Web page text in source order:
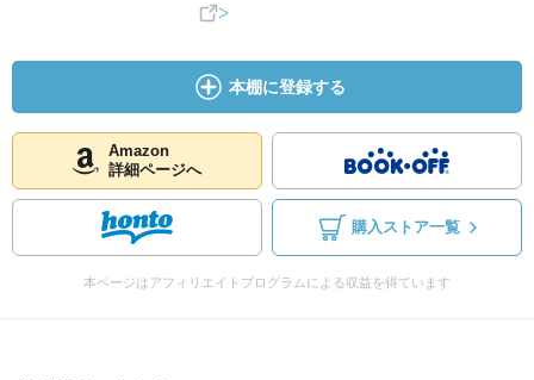
本棚に登録する
Amazon
詳細ページへ
購入ストア一覧
本ページはアフィリエイトプログラムによる収益を得ています